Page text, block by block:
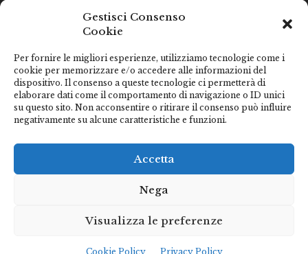
Gestisci Consenso
Cookie
Per fornire le migliori esperienze, utilizziamo tecnologie come i
cookie per memorizzare e/o accedere alle informazioni del
dispositivo. Il consenso a queste tecnologie ci permetterà di
elaborare dati come il comportamento di navigazione o ID unici
su questo sito. Non acconsentire o ritirare il consenso può influire
negativamente su alcune caratteristiche e funzioni.
Accetta
Nega
Visualizza le preferenze
Cookie Policy Privacy Policy
Email*